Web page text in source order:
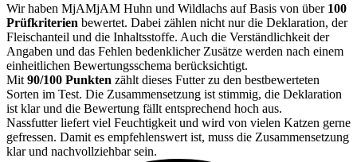
Wir haben MjAMjAM Huhn und Wildlachs auf Basis von über 100
Prüfkriterien bewertet. Dabei zählen nicht nur die Deklaration, der
Fleischanteil und die Inhaltsstoffe. Auch die Verständlichkeit der
Angaben und das Fehlen bedenklicher Zusätze werden nach einem
einheitlichen Bewertungsschema berücksichtigt.
Mit 90/100 Punkten zählt dieses Futter zu den bestbewerteten
Sorten im Test. Die Zusammensetzung ist stimmig, die Deklaration
ist klar und die Bewertung fällt entsprechend hoch aus.
Nassfutter liefert viel Feuchtigkeit und wird von vielen Katzen gerne
gefressen. Damit es empfehlenswert ist, muss die Zusammensetzung
klar und nachvollziehbar sein.